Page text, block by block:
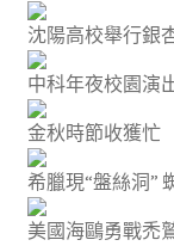
沈陽高校舉行銀
中科年夜校園演
金秋時節收獲忙
希臘現“盤絲洞”
美國海鷗勇戰禿